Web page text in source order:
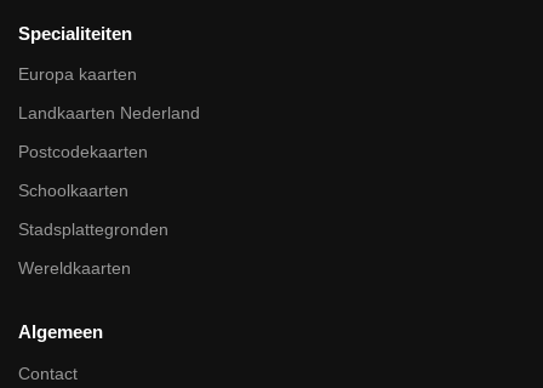
Specialiteiten
Europa kaarten
Landkaarten Nederland
Postcodekaarten
Schoolkaarten
Stadsplattegronden
Wereldkaarten
Algemeen
Contact